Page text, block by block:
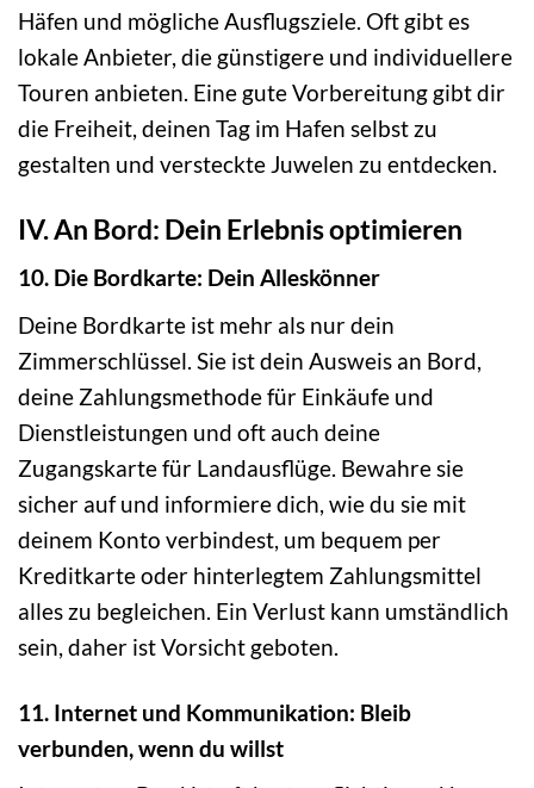
Häfen und mögliche Ausflugsziele. Oft gibt es
lokale Anbieter, die günstigere und individuellere
Touren anbieten. Eine gute Vorbereitung gibt dir
die Freiheit, deinen Tag im Hafen selbst zu
gestalten und versteckte Juwelen zu entdecken.
IV. An Bord: Dein Erlebnis optimieren
10. Die Bordkarte: Dein Alleskönner
Deine Bordkarte ist mehr als nur dein
Zimmerschlüssel. Sie ist dein Ausweis an Bord,
deine Zahlungsmethode für Einkäufe und
Dienstleistungen und oft auch deine
Zugangskarte für Landausflüge. Bewahre sie
sicher auf und informiere dich, wie du sie mit
deinem Konto verbindest, um bequem per
Kreditkarte oder hinterlegtem Zahlungsmittel
alles zu begleichen. Ein Verlust kann umständlich
sein, daher ist Vorsicht geboten.
11. Internet und Kommunikation: Bleib
verbunden, wenn du willst